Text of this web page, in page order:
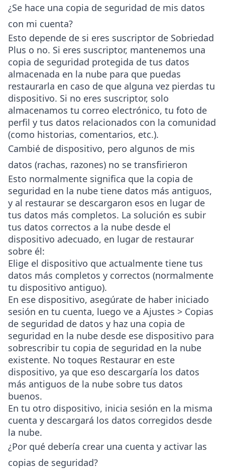
¿Se hace una copia de seguridad de mis datos
con mi cuenta?
Esto depende de si eres suscriptor de Sobriedad
Plus o no. Si eres suscriptor, mantenemos una
copia de seguridad protegida de tus datos
almacenada en la nube para que puedas
restaurarla en caso de que alguna vez pierdas tu
dispositivo. Si no eres suscriptor, solo
almacenamos tu correo electrónico, tu foto de
perfil y tus datos relacionados con la comunidad
(como historias, comentarios, etc.).
Cambié de dispositivo, pero algunos de mis
datos (rachas, razones) no se transfirieron
Esto normalmente significa que la copia de
seguridad en la nube tiene datos más antiguos,
y al restaurar se descargaron esos en lugar de
tus datos más completos. La solución es subir
tus datos correctos a la nube desde el
dispositivo adecuado, en lugar de restaurar
sobre él:
Elige el dispositivo que actualmente tiene tus
datos más completos y correctos (normalmente
tu dispositivo antiguo).
En ese dispositivo, asegúrate de haber iniciado
sesión en tu cuenta, luego ve a Ajustes > Copias
de seguridad de datos y haz una copia de
seguridad en la nube desde ese dispositivo para
sobrescribir tu copia de seguridad en la nube
existente. No toques Restaurar en este
dispositivo, ya que eso descargaría los datos
más antiguos de la nube sobre tus datos
buenos.
En tu otro dispositivo, inicia sesión en la misma
cuenta y descargará los datos corregidos desde
la nube.
¿Por qué debería crear una cuenta y activar las
copias de seguridad?